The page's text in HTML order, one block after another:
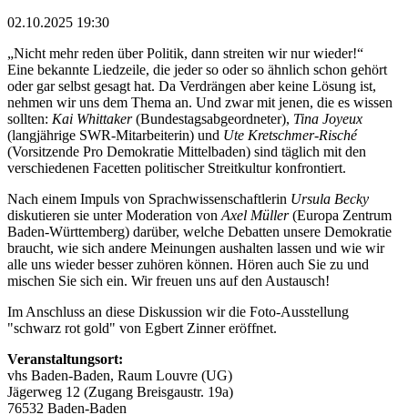
02.10.2025 19:30
„Nicht mehr reden über Politik, dann streiten wir nur wieder!“
Eine bekannte Liedzeile, die jeder so oder so ähnlich schon gehört
oder gar selbst gesagt hat. Da Verdrängen aber keine Lösung ist,
nehmen wir uns dem Thema an. Und zwar mit jenen, die es wissen
sollten: Kai Whittaker(Bundestagsabgeordneter), Tina Joyeux
(langjährige SWR-Mitarbeiterin) und Ute Kretschmer-Risché
(Vorsitzende Pro Demokratie Mittelbaden) sind täglich mit den
verschiedenen Facetten politischer Streitkultur konfrontiert.
Nach einem Impuls von Sprachwissenschaftlerin Ursula Becky
diskutieren sie unter Moderation von Axel Müller(Europa Zentrum
Baden-Württemberg) darüber, welche Debatten unsere Demokratie
braucht, wie sich andere Meinungen aushalten lassen und wie wir
alle uns wieder besser zuhören können. Hören auch Sie zu und
mischen Sie sich ein. Wir freuen uns auf den Austausch!
Im Anschluss an diese Diskussion wir die Foto-Ausstellung
"schwarz rot gold" von Egbert Zinner eröffnet.
Veranstaltungsort:
vhs Baden-Baden, Raum Louvre (UG)
Jägerweg 12 (Zugang Breisgaustr. 19a)
76532 Baden-Baden